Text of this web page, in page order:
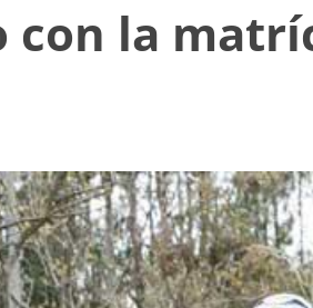
con la